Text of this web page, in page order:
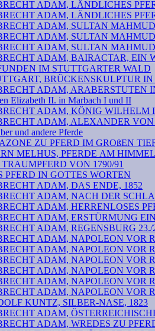
ADAM, LÄNDLICHES
ADAM, LÄNDLICHES
ADAM, SULTAN
ADAM, SULTAN
ADAM, SULTAN MAHMUD
ADAM, BAIRACTAR, EIN
IM STUTTGARTER WALD
BRÜCKENSKULPTUR
ADAM, ARABERSTUTEN
Elizabeth II. in Marbach I und II
ADAM, KÖNIG WILHELM
ADAM, ALEXANDER VON
und andere Pferde
ZU PFERD IM GROßEN
MELHUS, PFERDE AM
VON 1790/91
PFERD IN GOTTES WORTEN
ADAM, DAS ENDE, 1852
ADAM, NACH DER
ADAM, HERRENLOSES
ADAM, ERSTÜRMUNG
ADAM, REGENSBURG 23./
ADAM, NAPOLEON VOR
ADAM, NAPOLEON VOR
ADAM, NAPOLEON VOR
ADAM, NAPOLEON VOR
ADAM, NAPOLEON VOR
ADAM, NAPOLEON VOR
KUNTZ, SILBER-NASE, 1823
ADAM,
ADAM, WREDES ZU